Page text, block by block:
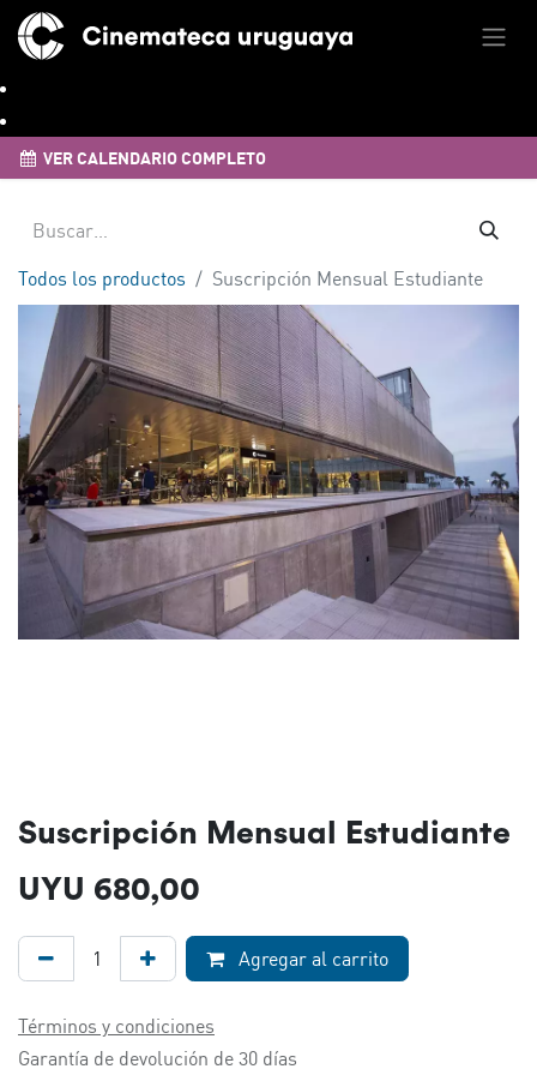
VER CALENDARIO COMPLETO
Todos los productos Suscripción Mensual Estudiante
Suscripción Mensual Estudiante
UYU 680,00
Agregar al carrito
Términos y condiciones
Garantía de devolución de 30 días